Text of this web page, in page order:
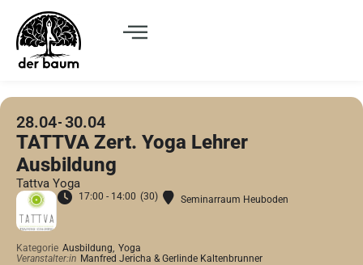
28.04 30.04
TATTVA Zert. Yoga Lehrer
Ausbildung
Tattva Yoga
17:00 - 14:00 (30) Seminarraum Heuboden
Kategorie Ausbildung, Yoga
Veranstalter:in Manfred Jericha & Gerlinde Kaltenbrunner